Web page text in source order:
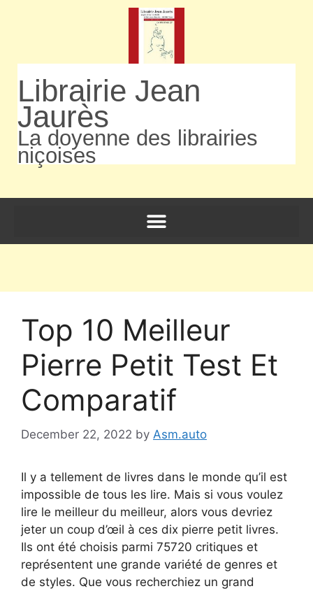
Librairie Jean
Jaurès
La doyenne des librairies
niçoises
Top 10 Meilleur
Pierre Petit Test Et
Comparatif
December 22, 2022 by Asm.auto
Il y a tellement de livres dans le monde qu’il est
impossible de tous les lire. Mais si vous voulez
lire le meilleur du meilleur, alors vous devriez
jeter un coup d’œil à ces dix pierre petit livres.
Ils ont été choisis parmi 75720 critiques et
représentent une grande variété de genres et
de styles. Que vous recherchiez un grand